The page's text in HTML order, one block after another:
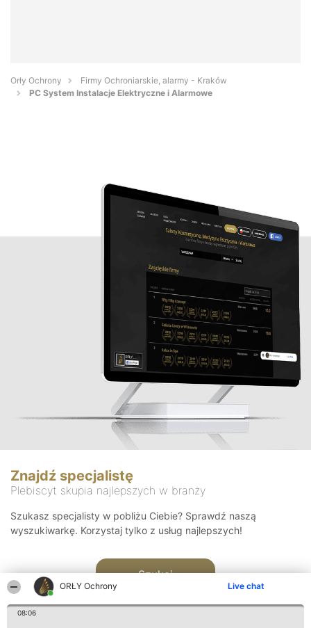
ORŁY Ochrony Live chat
08:06
Orły Ochrony
Firmy Ochroniarskie, alarmy - Kraków
PC System Instalacje Elektryczne i Alarmowe
Znajdź specjalistę
Plebiscyt skupia najlepszych w branży
Szukasz specjalisty w pobliżu Ciebie? Sprawdź naszą
wyszukiwarkę. Korzystaj tylko z usług najlepszych!
Szukaj